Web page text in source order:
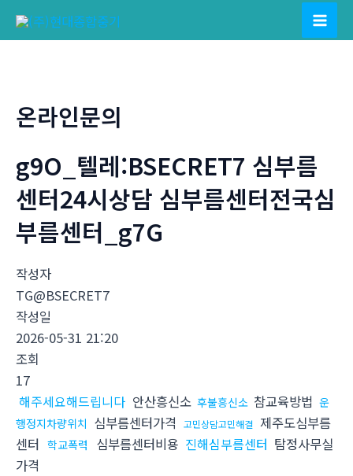
Main
온라인문의
g9O_텔레:BSECRET7 심부름
센터24시상담 심부름센터전국심
부름센터_g7G
작성자
TG@BSECRET7
작성일
2026-05-31 21:20
조회
17
해주세요해드립니다 안산흥신소 후불흥신소 참교육방법 운
행정지차량위치 심부름센터가격 고민상담고민해결 제주도심부름
센터 학교폭력 심부름센터비용 진해심부름센터 탐정사무실
가격